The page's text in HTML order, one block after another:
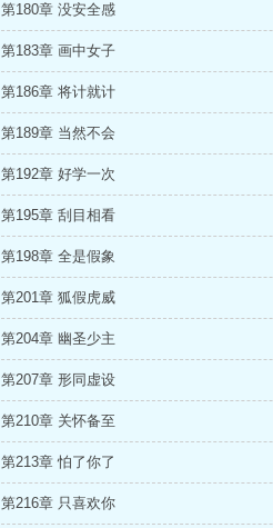
第180章 没安全感
第183章 画中女子
第186章 将计就计
第189章 当然不会
第192章 好学一次
第195章 刮目相看
第198章 全是假象
第201章 狐假虎威
第204章 幽圣少主
第207章 形同虚设
第210章 关怀备至
第213章 怕了你了
第216章 只喜欢你